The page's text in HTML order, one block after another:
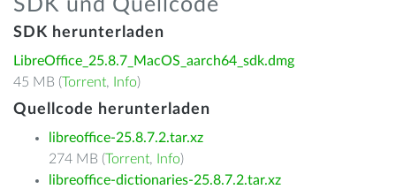
SDK und Quellcode
SDK herunterladen
LibreOffice_25.8.7_MacOS_aarch64_sdk.dmg
45 MB (Torrent, Info)
Quellcode herunterladen
libreoffice-25.8.7.2.tar.xz
274 MB (Torrent, Info)
libreoffice-dictionaries-25.8.7.2.tar.xz